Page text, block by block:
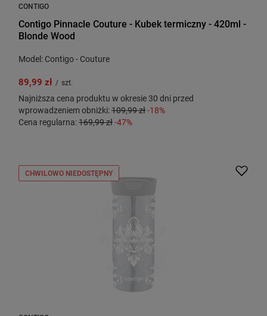
CONTIGO
Contigo Pinnacle Couture - Kubek termiczny - 420ml -
Blonde Wood
Model: Contigo - Couture
89,99 zł / szt.
Najniższa cena produktu w okresie 30 dni przed
wprowadzeniem obniżki:109,99 zł-18%
Cena regularna:169,99 zł-47%
CHWILOWO NIEDOSTĘPNY